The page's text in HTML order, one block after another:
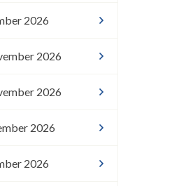
2026
2026
2026
2026
2026